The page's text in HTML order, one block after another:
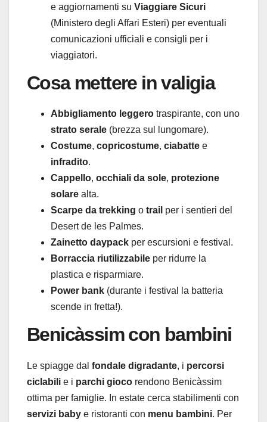
e aggiornamenti su Viaggiare Sicuri
(Ministero degli Affari Esteri) per eventuali
comunicazioni ufficiali e consigli per i
viaggiatori.
Cosa mettere in valigia
Abbigliamento leggero traspirante, con uno
strato serale (brezza sul lungomare).
Costume, copricostume, ciabatte e
infradito.
Cappello, occhiali da sole, protezione
solare alta.
Scarpe da trekking o trail per i sentieri del
Desert de les Palmes.
Zainetto daypack per escursioni e festival.
Borraccia riutilizzabile per ridurre la
plastica e risparmiare.
Power bank (durante i festival la batteria
scende in fretta!).
Benicàssim con bambini
Le spiagge dal fondale digradante, i percorsi
ciclabili e i parchi gioco rendono Benicàssim
ottima per famiglie. In estate cerca stabilimenti con
servizi baby e ristoranti con menu bambini. Per